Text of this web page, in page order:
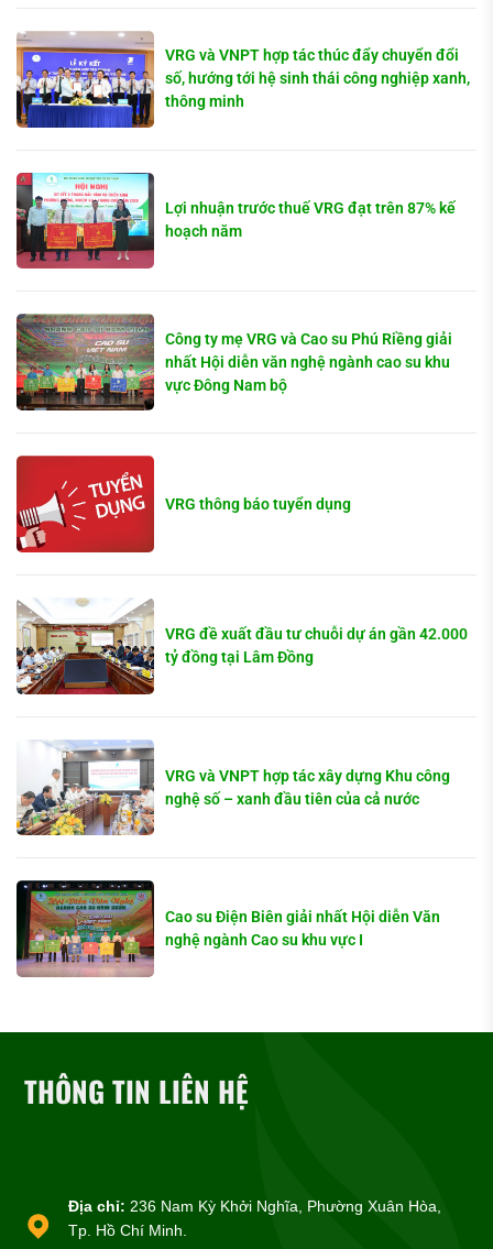
VRG và VNPT hợp tác thúc đẩy chuyển đổi
số, hướng tới hệ sinh thái công nghiệp xanh,
thông minh
Lợi nhuận trước thuế VRG đạt trên 87% kế
hoạch năm
Công ty mẹ VRG và Cao su Phú Riềng giải
nhất Hội diễn văn nghệ ngành cao su khu
vực Đông Nam bộ
VRG thông báo tuyển dụng
VRG đề xuất đầu tư chuỗi dự án gần 42.000
tỷ đồng tại Lâm Đồng
VRG và VNPT hợp tác xây dựng Khu công
nghệ số – xanh đầu tiên của cả nước
Cao su Điện Biên giải nhất Hội diễn Văn
nghệ ngành Cao su khu vực I
THÔNG TIN LIÊN HỆ
Địa chỉ: 236 Nam Kỳ Khởi Nghĩa, Phường Xuân Hòa,
Tp. Hồ Chí Minh.